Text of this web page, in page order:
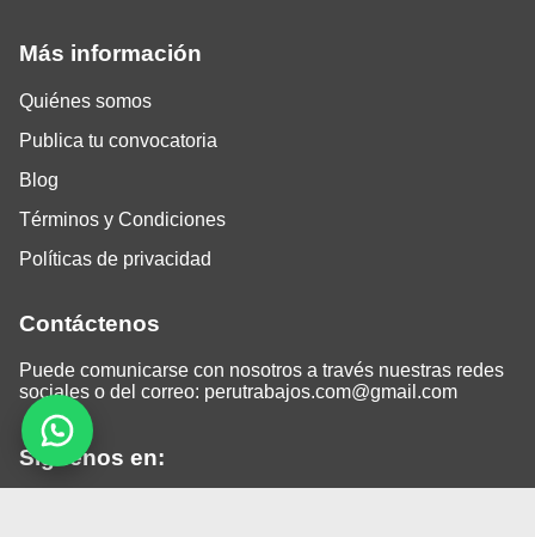
Más información
Quiénes somos
Publica tu convocatoria
Blog
Términos y Condiciones
Políticas de privacidad
Contáctenos
Puede comunicarse con nosotros a través nuestras redes
sociales o del correo: perutrabajos.com@gmail.com
Siguenos en: